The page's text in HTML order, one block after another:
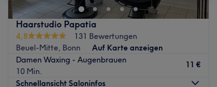
Haarstudio Papatia
4,8
131 Bewertungen
Beuel-Mitte, Bonn
Auf Karte anzeigen
Damen Waxing - Augenbrauen
10 Min.
11 €
Schnellansicht Saloninfos